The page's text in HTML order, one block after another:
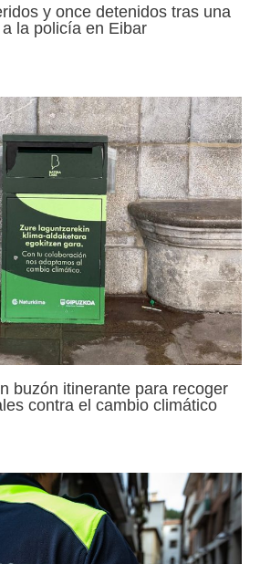
y once detenidos tras una
la policía en Eibar
buzón itinerante para recoger
contra el cambio climático